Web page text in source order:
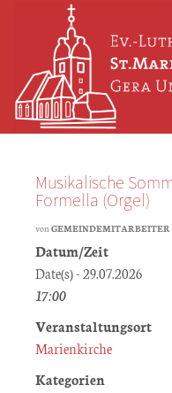
Musikalische
Formella (Orgel)
von GEMEINDEMITARBEITER
Datum/Zeit
Date(s) - 29.07.2026
17:00
Veranstaltungsort
Marienkirche
Kategorien